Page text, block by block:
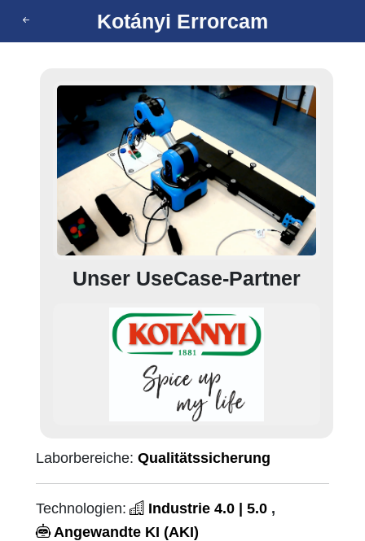
Kotányi Errorcam
Unser UseCase-Partner
Laborbereiche: Qualitätssicherung
Technologien: Industrie 4.0 | 5.0 ,
Angewandte KI (AKI)